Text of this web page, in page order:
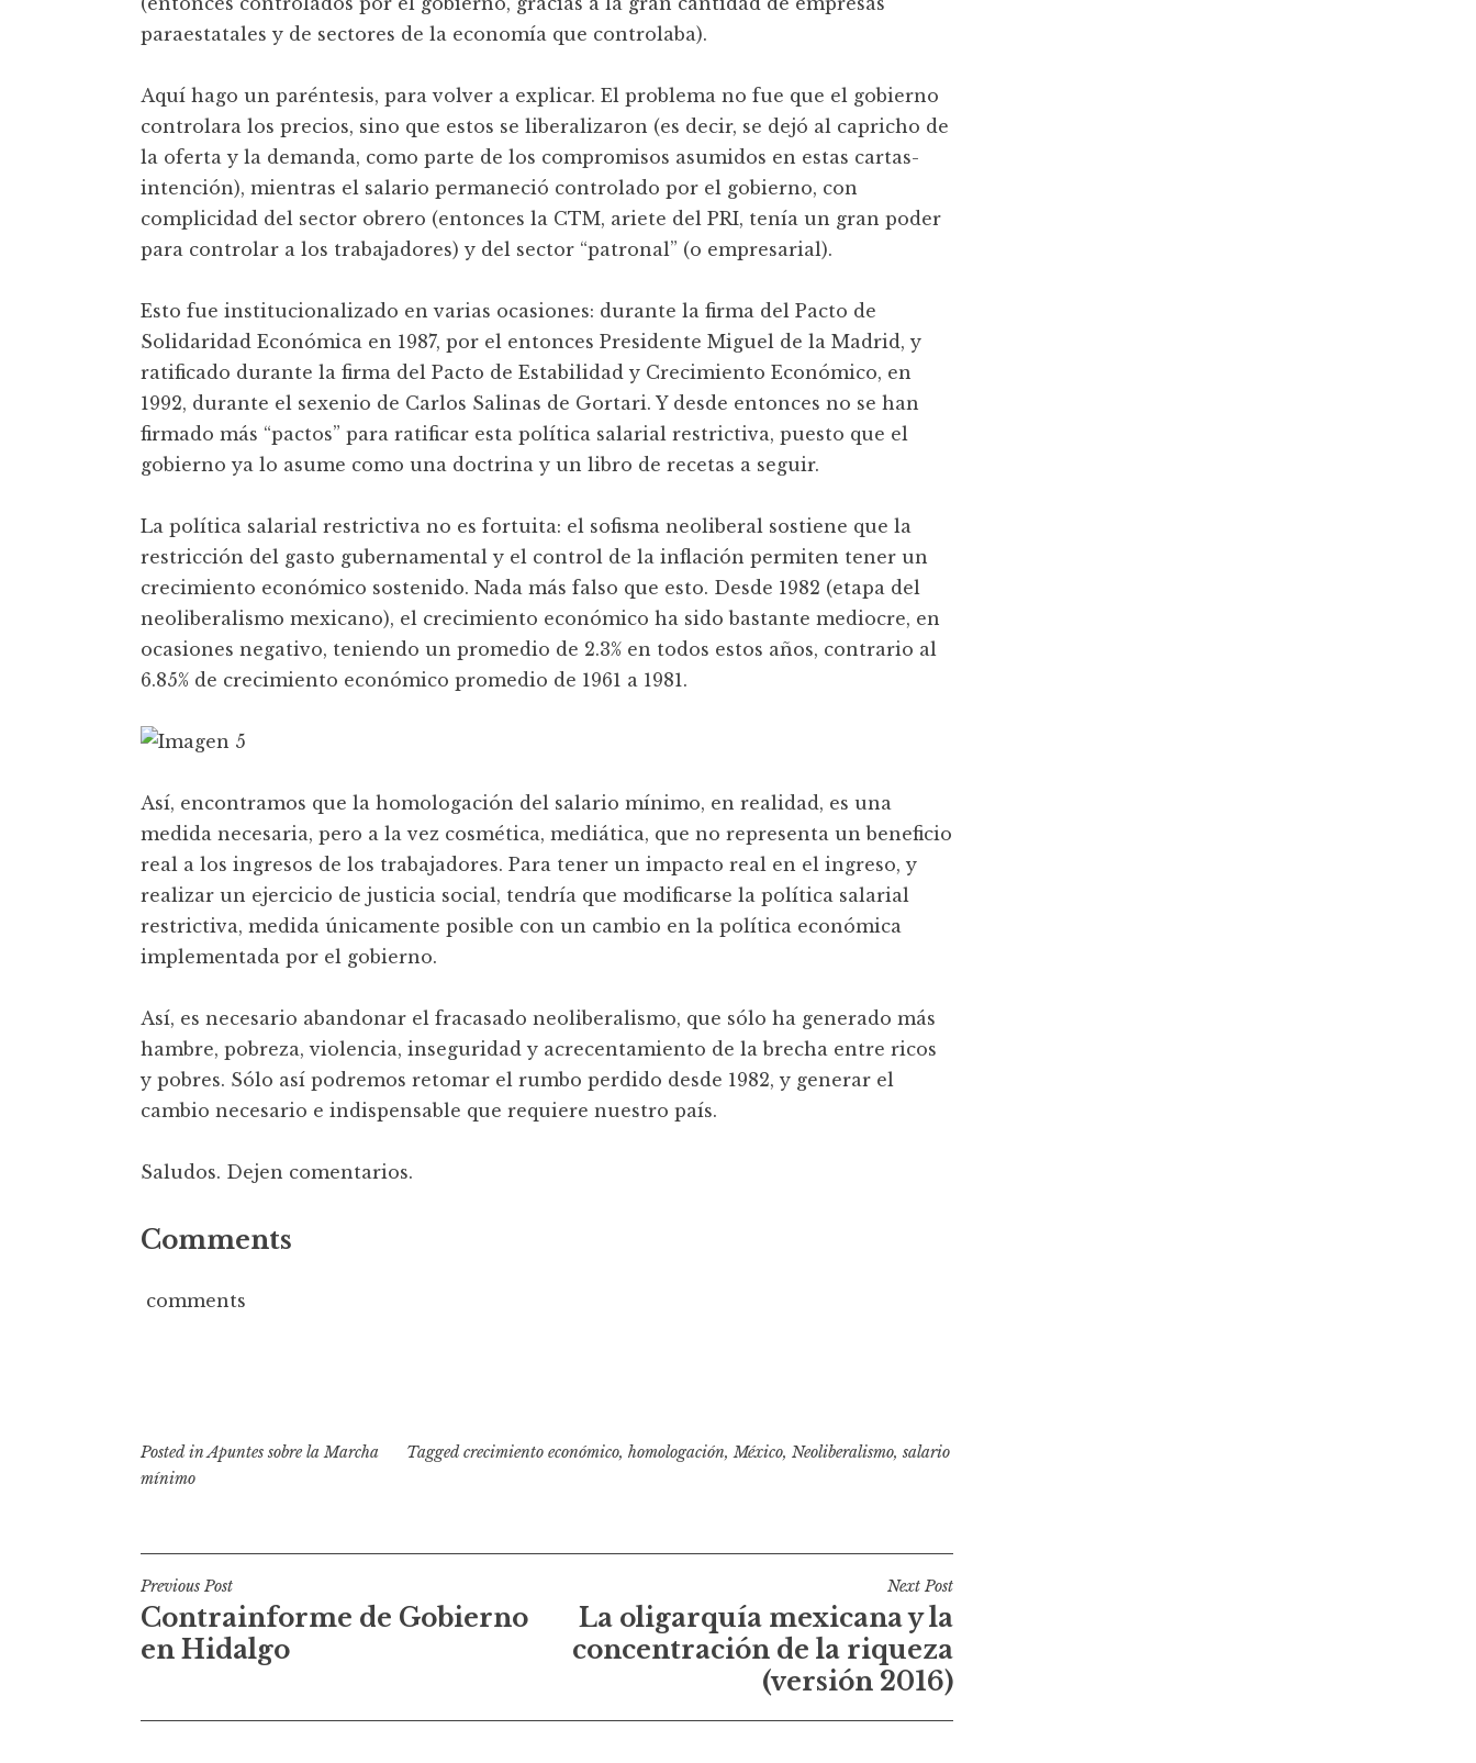
paraestatales y de sectores de la economía que controlaba).
Aquí hago un paréntesis, para volver a explicar. El problema no fue que el gobierno
controlara los precios, sino que estos se liberalizaron (es decir, se dejó al capricho de
la oferta y la demanda, como parte de los compromisos asumidos en estas cartas-
intención), mientras el salario permaneció controlado por el gobierno, con
complicidad del sector obrero (entonces la CTM, ariete del PRI, tenía un gran poder
para controlar a los trabajadores) y del sector “patronal” (o empresarial).
Esto fue institucionalizado en varias ocasiones: durante la firma del Pacto de
Solidaridad Económica en 1987, por el entonces Presidente Miguel de la Madrid, y
ratificado durante la firma del Pacto de Estabilidad y Crecimiento Económico, en
1992, durante el sexenio de Carlos Salinas de Gortari. Y desde entonces no se han
firmado más “pactos” para ratificar esta política salarial restrictiva, puesto que el
gobierno ya lo asume como una doctrina y un libro de recetas a seguir.
La política salarial restrictiva no es fortuita: el sofisma neoliberal sostiene que la
restricción del gasto gubernamental y el control de la inflación permiten tener un
crecimiento económico sostenido. Nada más falso que esto. Desde 1982 (etapa del
neoliberalismo mexicano), el crecimiento económico ha sido bastante mediocre, en
ocasiones negativo, teniendo un promedio de 2.3% en todos estos años, contrario al
6.85% de crecimiento económico promedio de 1961 a 1981.
Así, encontramos que la homologación del salario mínimo, en realidad, es una
medida necesaria, pero a la vez cosmética, mediática, que no representa un beneficio
real a los ingresos de los trabajadores. Para tener un impacto real en el ingreso, y
realizar un ejercicio de justicia social, tendría que modificarse la política salarial
restrictiva, medida únicamente posible con un cambio en la política económica
implementada por el gobierno.
Así, es necesario abandonar el fracasado neoliberalismo, que sólo ha generado más
hambre, pobreza, violencia, inseguridad y acrecentamiento de la brecha entre ricos
y pobres. Sólo así podremos retomar el rumbo perdido desde 1982, y generar el
cambio necesario e indispensable que requiere nuestro país.
Saludos. Dejen comentarios.
Comments
comments
Posted in Apuntes sobre la Marcha Taggedcrecimiento económico, homologación, México, Neoliberalismo, salario
mínimo
N
a
e
Previous Post
Contrainforme de Gobierno
en Hidalgo
Next Post
La oligarquía mexicana y la
concentración de la riqueza
(versión 2016)